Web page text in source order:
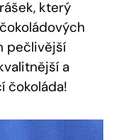
který
pečlivější
a
čokoláda!